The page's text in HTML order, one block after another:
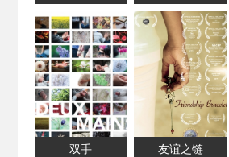
双手 友谊之链